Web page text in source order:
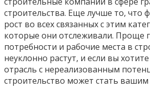
строительства. Еще лучше то, что
рост во всех связанных с этим
которые они отслеживали. Проще
потребности и рабочие места в
неуклонно растут, и если вы
отрасль с нереализованным
строительство может стать